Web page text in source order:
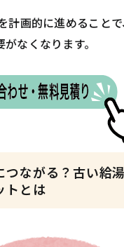
計画的に進めること
なくなります。
つながる？古い給
トとは